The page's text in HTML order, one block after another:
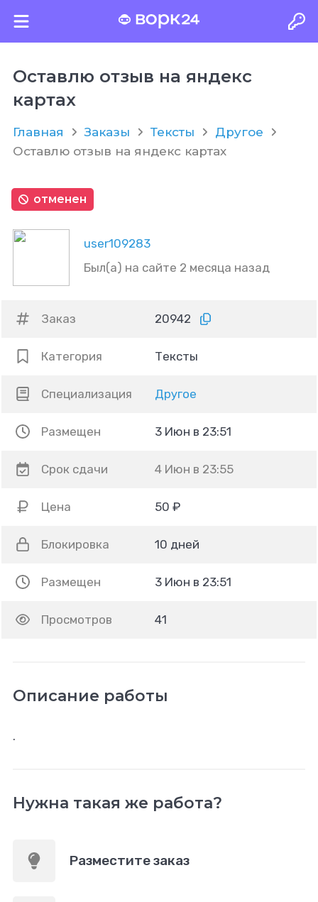
Оставлю отзыв на яндекс
картах
Главная Заказы Тексты
Другое
Оставлю отзыв на яндекс картах
user109283
Был(а) на сайте 2 месяца назад
отменен
Заказ 20942
Категория Тексты
Специализация Другое
Размещен 3 Июн в 23:51
Срок сдачи 4 Июн в 23:55
Цена 50 ₽
Блокировка 10 дней
Размещен 3 Июн в 23:51
Просмотров 41
Описание работы
.
Нужна такая же работа?
Разместите заказ